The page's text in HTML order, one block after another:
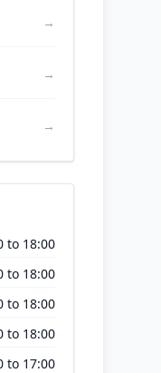
→
→
→
to 18:00
to 18:00
to 18:00
to 18:00
to 17:00